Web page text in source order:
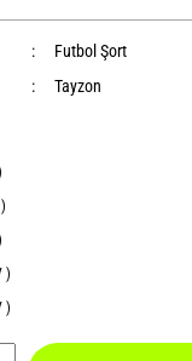
Futbol Şort
Tayzon
)
)